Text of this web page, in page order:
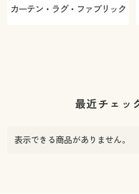
カーテン・ラグ・ファブリック
最近チェッ
表示できる商品がありません。